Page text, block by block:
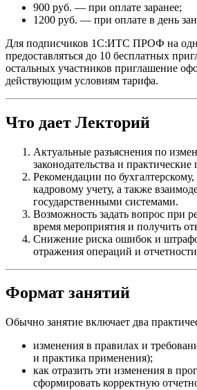
900 руб. — при оплате заранее;
1200 руб. — при оплате в день
Для подписчиков 1С:ИТС ПРОФ на
предоставляться до 10 бесплатных
остальных участников приглашение
действующим условиям тарифа.
Что дает Лекторий
Актуальные разъяснения по
законодательства и
Рекомендации по
кадровому учету, а также
государственными системами.
Возможность задать вопрос при
время мероприятия и получить
Снижение риска ошибок и
отражения операций и
Формат занятий
Обычно занятие включает два
изменения в правилах и
и практика применения);
как отразить эти изменения в
сформировать корректную